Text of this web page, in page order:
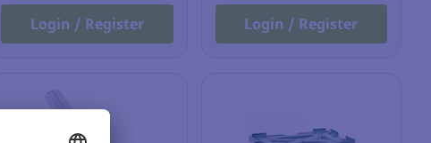
Login / Register Login / Register